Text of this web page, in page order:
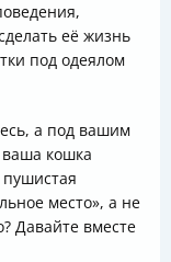
её жизнь
под одеялом
а под вашим
кошка
место», а не
Давайте вместе